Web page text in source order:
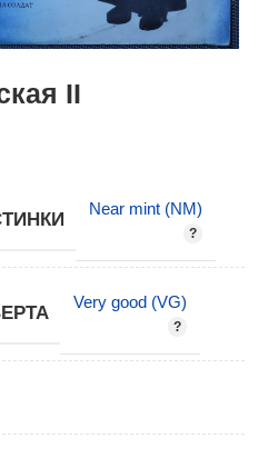
II
Near mint (NM)
Very good (VG)